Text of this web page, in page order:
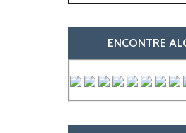
ENCONTRE